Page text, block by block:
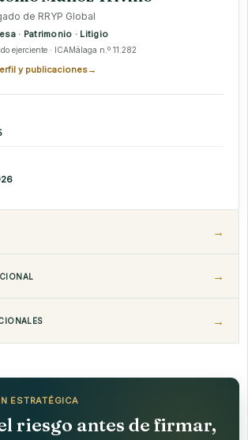
de RRYP Global
· Patrimonio · Litigio
ejerciente · ICAMálaga n.º 11.282
y publicaciones→
ESTRATÉGICA
riesgo antes de firmar,